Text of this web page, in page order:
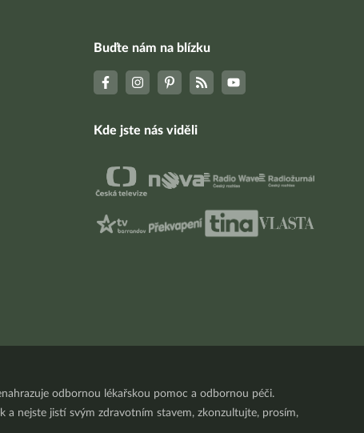
Buďte nám na blízku
Kde jste nás viděli
odbornou lékařskou pomoc a odbornou péči.
a nejste jistí svým zdravotním stavem, zkonzultujte, prosím,